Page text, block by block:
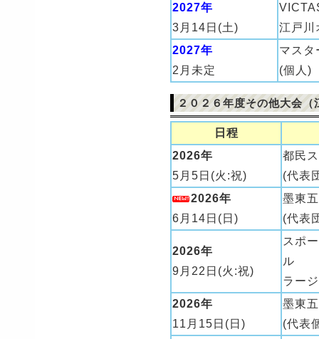
2027年
3月14日(土)
江戸川
2027年
2月未定
マスタ
(個人)
２０２６年度その他大会
日程
2026年
5月5日(火:祝)
都民
(代表
2026年
6月14日(日)
墨東
(代表
2026年
9月22日(火:祝)
スポ
ル
ラー
2026年
11月15日(日)
墨東
(代表